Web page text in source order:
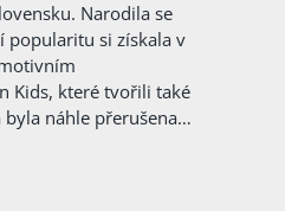
Narodila se
popularitu si získala v
Kids, které tvořili také
byla náhle přerušena v
hnutím.